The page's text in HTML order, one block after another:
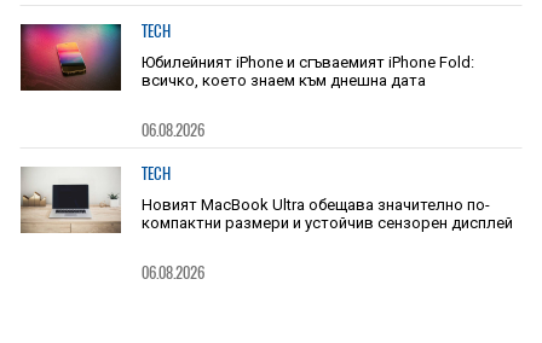
TECH
Юбилейният iPhone и сгъваемият iPhone Fold:
всичко, което знаем към днешна дата
06.08.2026
TECH
Новият MacBook Ultra обещава значително по-
компактни размери и устойчив сензорен дисплей
06.08.2026